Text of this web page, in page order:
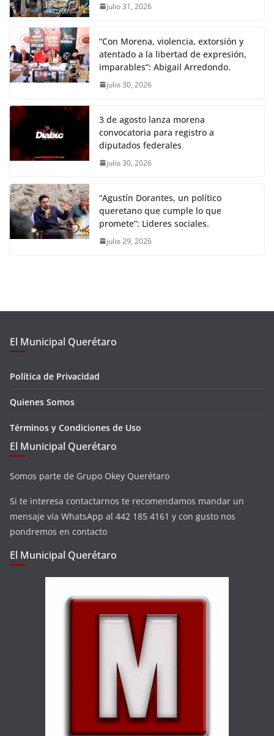
julio 31, 2026
“Con Morena, violencia, extorsión y
atentado a la libertad de expresión,
imparables”: Abigail Arredondo.
julio 30, 2026
3 de agosto lanza morena
convocatoria para registro a
diputados federales
julio 30, 2026
“Agustín Dorantes, un político
queretano que cumple lo que
promete”: Lideres sociales.
julio 29, 2026
El Municipal Querétaro
Política de Privacidad
Quienes Somos
Términos y Condiciones de Uso
El Municipal Querétaro
Somos parte de Grupo Okey Querétaro
Si te interesa contactarnos te recomendamos mandar un
mensaje vía WhatsApp al 442 185 4161 y con gusto nos
pondremos en contacto
El Municipal Querétaro